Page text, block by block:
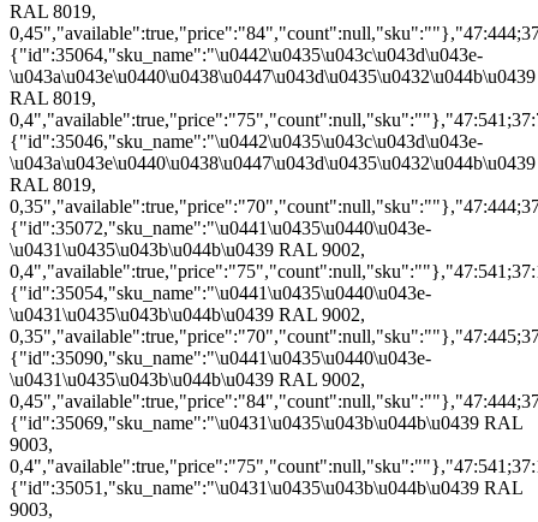
RAL 8019,
{"id":35064,"sku_name":"\u0442\u0435\u043c\u043d\u043e-
\u043a\u043e\u0440\u0438\u0447\u043d\u0435\u0432\u044b\u0439
RAL 8019,
{"id":35046,"sku_name":"\u0442\u0435\u043c\u043d\u043e-
\u043a\u043e\u0440\u0438\u0447\u043d\u0435\u0432\u044b\u0439
RAL 8019,
{"id":35072,"sku_name":"\u0441\u0435\u0440\u043e-
\u0431\u0435\u043b\u044b\u0439 RAL 9002,
{"id":35054,"sku_name":"\u0441\u0435\u0440\u043e-
\u0431\u0435\u043b\u044b\u0439 RAL 9002,
{"id":35090,"sku_name":"\u0441\u0435\u0440\u043e-
\u0431\u0435\u043b\u044b\u0439 RAL 9002,
{"id":35069,"sku_name":"\u0431\u0435\u043b\u044b\u0439 RAL
9003,
{"id":35051,"sku_name":"\u0431\u0435\u043b\u044b\u0439 RAL
9003,